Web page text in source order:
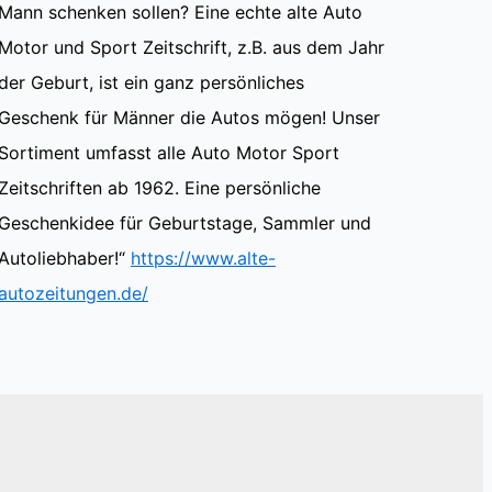
Mann schenken sollen? Eine echte alte Auto
Motor und Sport Zeitschrift, z.B. aus dem Jahr
Geburt, ist ein ganz persönliches
Geschenk für Männer die Autos mögen! Unser
Sortiment umfasst alle Auto Motor Sport
Zeitschriften ab 1962. Eine persönliche
Geschenkidee für Geburtstage, Sammler und
https://www.alte-